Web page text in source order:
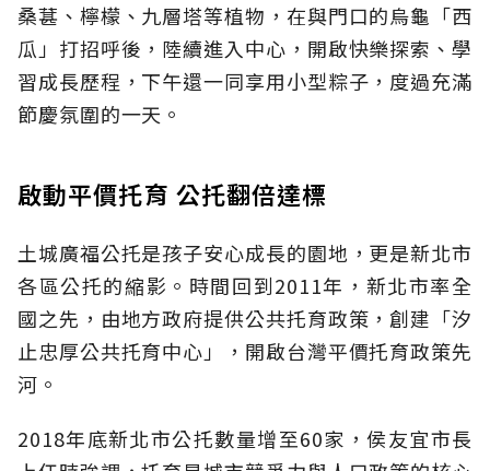
桑葚、檸檬、九層塔等植物，在與門口的烏龜「西
瓜」打招呼後，陸續進入中心，開啟快樂探索、學
習成長歷程，下午還一同享用小型粽子，度過充滿
節慶氛圍的一天。
啟動平價托育 公托翻倍達標
土城廣福公托是孩子安心成長的園地，更是新北市
各區公托的縮影。時間回到2011年，新北市率全
國之先，由地方政府提供公共托育政策，創建「汐
止忠厚公共托育中心」，開啟台灣平價托育政策先
河。
2018年底新北市公托數量增至60家，侯友宜市長